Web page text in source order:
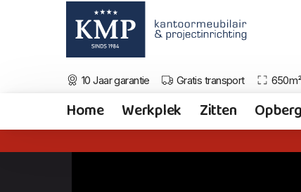
10 Jaar garantie Gratis transport
Home Werkplek Zitten